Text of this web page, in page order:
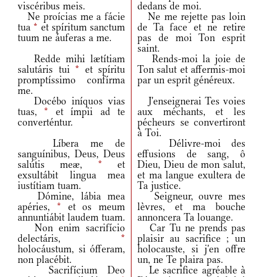
viscéribus meis.
dedans de moi.
Ne proícias me a fácie
tua* et spíritum sanctum
tuum ne áuferas a me.
Ne me rejette pas loin
de Ta face et ne retire
pas de moi Ton esprit
saint.
Redde mihi lætítiam
salutáris tui * et spíritu
promptíssimo confírma
me.
Rends-moi la joie de
Ton salut et affermis-moi
par un esprit généreux.
Docébo iníquos vias
tuas,* et ímpii ad te
converténtur.
J'enseignerai Tes voies
aux méchants, et les
pécheurs se convertiront
à Toi.
Líbera me de
sanguínibus, Deus, Deus
salútis meæ, * et
exsultábit lingua mea
iustítiam tuam.
Délivre-moi des
effusions de sang, ô
Dieu, Dieu de mon salut,
et ma langue exultera de
Ta justice.
Dómine, lábia mea
apéries, * et os meum
annuntiábit laudem tuam.
Seigneur, ouvre mes
lèvres, et ma bouche
annoncera Ta louange.
Non enim sacrifício
delectáris, *
holocáustum, si ófferam,
non placébit.
Car Tu ne prends pas
plaisir au sacrifice ; un
holocauste, si j'en offre
un, ne Te plaira pas.
Sacrifícium Deo
Le sacrifice agréable à